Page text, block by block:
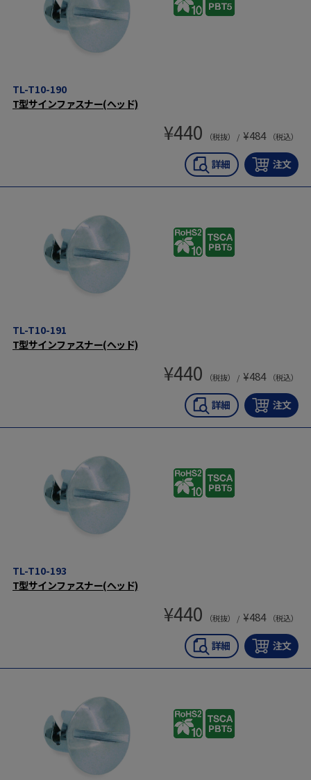
TL-T10-190
T型サインファスナー(ヘッド)
¥440 （税抜） / ¥484 （税込）
TL-T10-191
T型サインファスナー(ヘッド)
¥440 （税抜） / ¥484 （税込）
TL-T10-193
T型サインファスナー(ヘッド)
¥440 （税抜） / ¥484 （税込）